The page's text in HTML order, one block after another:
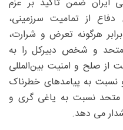
دفاع از تمامیت سرزمینی،
هرگونه تعرض و شرارت،
و شخص دبیرکل را به
از صلح و امنیت بین‌المللی
به پیامدهای خطرناک
متحد نسبت به یاغی گری و
می دهد.